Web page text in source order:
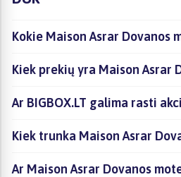
Kokie Maison Asrar
Kiek prekių yra Maison Asrar
Ar BIGBOX.LT galima rasti
Kiek trunka Maison Asrar
Ar Maison Asrar Dovanos